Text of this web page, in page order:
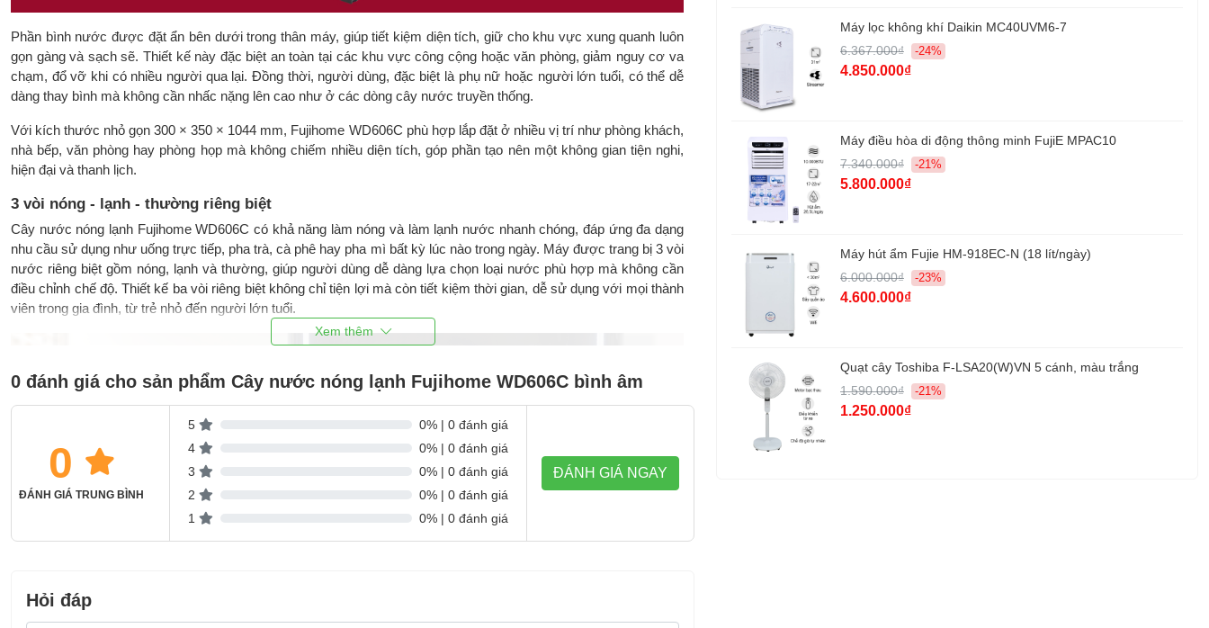
Phần bình nước được đặt ẩn bên dưới trong thân máy, giúp tiết kiệm diện tích, giữ cho khu vực xung quanh luôn
gọn gàng và sạch sẽ. Thiết kế này đặc biệt an toàn tại các khu vực công cộng hoặc văn phòng, giảm nguy cơ va
chạm, đổ vỡ khi có nhiều người qua lại. Đồng thời, người dùng, đặc biệt là phụ nữ hoặc người lớn tuổi, có thể dễ
dàng thay bình mà không cần nhấc nặng lên cao như ở các dòng cây nước truyền thống.
Với kích thước nhỏ gọn 300 × 350 × 1044 mm, Fujihome WD606C phù hợp lắp đặt ở nhiều vị trí như phòng khách,
nhà bếp, văn phòng hay phòng họp mà không chiếm nhiều diện tích, góp phần tạo nên một không gian tiện nghi,
hiện đại và thanh lịch.
3 vòi nóng - lạnh - thường riêng biệt
Cây nước nóng lạnh Fujihome WD606C có khả năng làm nóng và làm lạnh nước nhanh chóng, đáp ứng đa dạng
nhu cầu sử dụng như uống trực tiếp, pha trà, cà phê hay pha mì bất kỳ lúc nào trong ngày. Máy được trang bị 3 vòi
nước riêng biệt gồm nóng, lạnh và thường, giúp người dùng dễ dàng lựa chọn loại nước phù hợp mà không cần
điều chỉnh chế độ. Thiết kế ba vòi riêng biệt không chỉ tiện lợi mà còn tiết kiệm thời gian, dễ sử dụng với mọi thành
viên trong gia đình, từ trẻ nhỏ đến người lớn tuổi.
0 đánh giá cho sản phẩm Cây nước nóng lạnh Fujihome WD606C bình âm
0
ĐÁNH GIÁ TRUNG BÌNH
5
0% | 0 đánh giá
4
0% | 0 đánh giá
3
0% | 0 đánh giá
2
0% | 0 đánh giá
1
0% | 0 đánh giá
ĐÁNH GIÁ NGAY
Hỏi đáp
cả bì:
Thương hiệu: Fujihome
Sản xuất tại:
Bảo hành chính hãng: 2 năm
Máy lọc không khí Daikin MC40UVM6-7
6.367.000₫
-24%
4.850.000₫
Máy điều hòa di động thông minh FujiE MPAC10
7.340.000₫
-21%
5.800.000₫
Máy hút ẩm Fujie HM-918EC-N (18 lít/ngày)
6.000.000₫
-23%
4.600.000₫
Quạt cây Toshiba F-LSA20(W)VN 5 cánh, màu trắng
1.590.000₫
-21%
1.250.000₫